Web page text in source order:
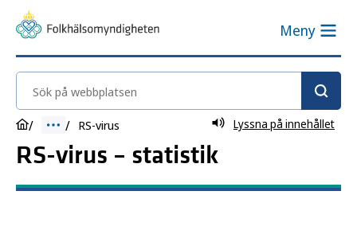
Meny
Sök på webbplatsen
RS-virus Lyssna på innehållet
RS-virus – statistik